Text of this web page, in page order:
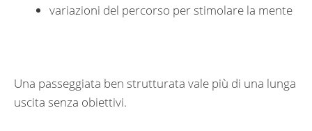
variazioni del percorso per stimolare la mente
Una passeggiata ben strutturata vale più di una lunga
uscita senza obiettivi.